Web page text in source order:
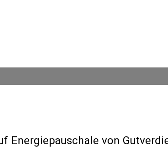
Energiepauschale von